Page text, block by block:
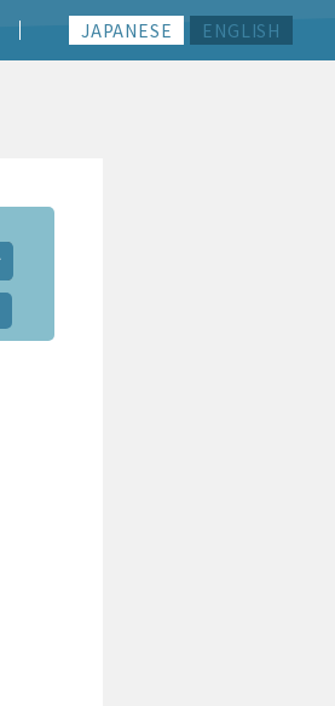
JAPANESE ENGLISH